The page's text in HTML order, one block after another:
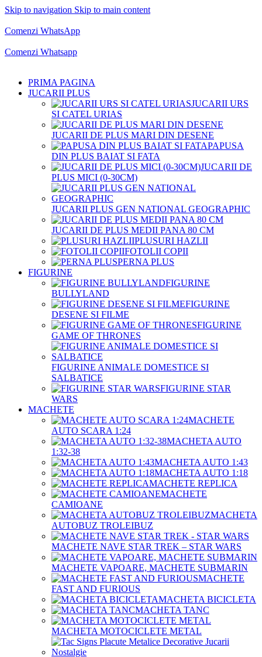
Skip to navigation Skip to main content
Comenzi WhatsApp
Comenzi Whatsapp
PRIMA PAGINA
JUCARII PLUS
JUCARII URS
SI CATEL URIAS
JUCARII DE PLUS MARI DIN DESENE
PAPUSA
DIN PLUS BAIAT SI FATA
JUCARII DE
PLUS MICI (0-30CM)
JUCARII PLUS GEN NATIONAL GEOGRAPHIC
JUCARII DE PLUS MEDII PANA 80 CM
PLUSURI HAZLII
FOTOLII COPII
PERNA PLUS
FIGURINE
FIGURINE
BULLYLAND
FIGURINE
DESENE SI FILME
FIGURINE
GAME OF THRONES
FIGURINE ANIMALE DOMESTICE SI
SALBATICE
FIGURINE STAR
WARS
MACHETE
MACHETE
AUTO SCARA 1:24
MACHETA AUTO
1:32-38
MACHETA AUTO 1:43
MACHETA AUTO 1:18
MACHETE REPLICA
MACHETE
CAMIOANE
MACHETA
AUTOBUZ TROLEIBUZ
MACHETE NAVE STAR TREK – STAR WARS
MACHETE VAPOARE, MACHETE SUBMARIN
MACHETE
FAST AND FURIOUS
MACHETA BICICLETA
MACHETA TANC
MACHETA MOTOCICLETE METAL